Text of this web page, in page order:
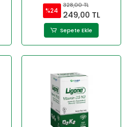
%24
328,00 TL
249,00 TL
Sepete Ekle